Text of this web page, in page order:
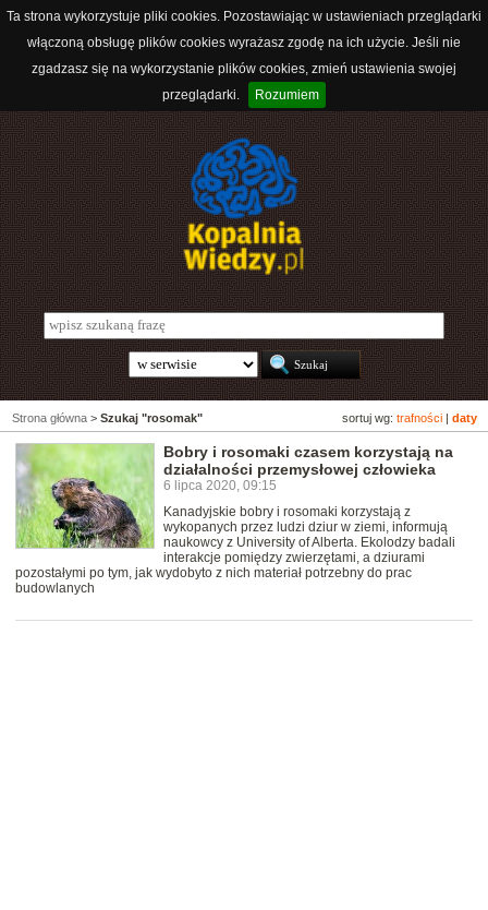
Ta strona wykorzystuje pliki cookies. Pozostawiając w ustawieniach przeglądarki
włączoną obsługę plików cookies wyrażasz zgodę na ich użycie. Jeśli nie
zgadzasz się na wykorzystanie plików cookies, zmień ustawienia swojej
przeglądarki.
Rozumiem
sortuj wg: trafności daty
Strona główna > Szukaj "rosomak"
Bobry i rosomaki czasem korzystają na
działalności przemysłowej człowieka
6 lipca 2020, 09:15
Kanadyjskie bobry i rosomaki korzystają z
wykopanych przez ludzi dziur w ziemi, informują
naukowcy z University of Alberta. Ekolodzy badali
interakcje pomiędzy zwierzętami, a dziurami
pozostałymi po tym, jak wydobyto z nich materiał potrzebny do prac
budowlanych